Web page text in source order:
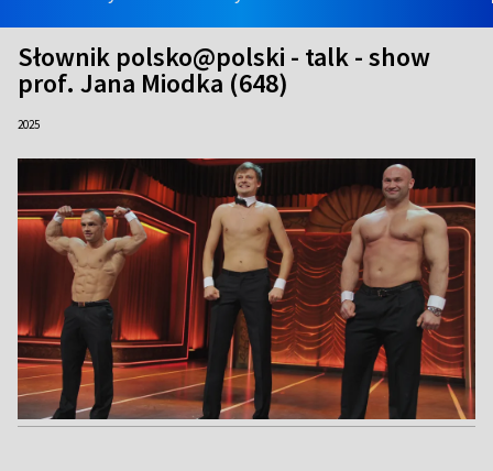
Słownik polsko@polski - talk - show
prof. Jana Miodka (648)
2025